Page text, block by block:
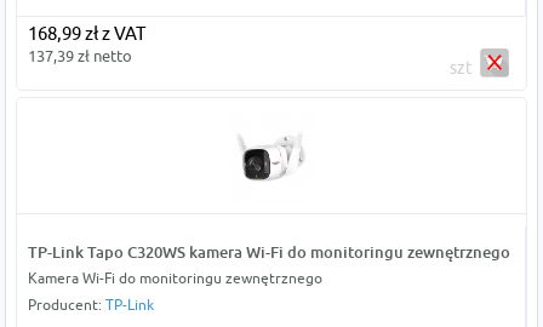
168,99 zł z VAT
137,39 zł netto
szt
TP-Link Tapo C320WS kamera Wi-Fi do monitoringu zewnętrznego
Kamera Wi-Fi do monitoringu zewnętrznego
Producent: TP-Link